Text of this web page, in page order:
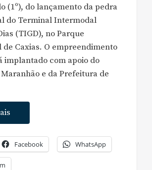
(1º), do lançamento da pedra
do Terminal Intermodal
(TIGD), no Parque
Caxias. O empreendimento
implantado com apoio do
e da Prefeitura de
Facebook WhatsApp